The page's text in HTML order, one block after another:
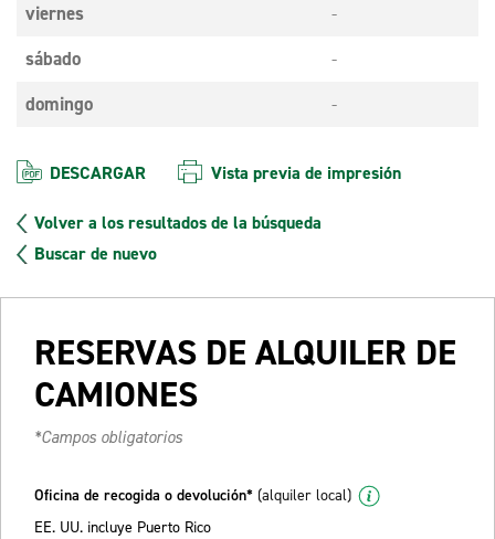
viernes
-
sábado
-
domingo
-
DESCARGAR Vista previa de impresión
Volver a los resultados de la búsqueda
Buscar de nuevo
RESERVAS DE ALQUILER DE
CAMIONES
*Campos obligatorios
Oficina de recogida o devolución* (alquiler local)
EE. UU. incluye Puerto Rico